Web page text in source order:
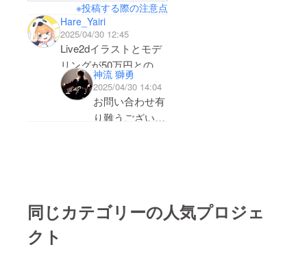
※投稿する際の注意点
Hare_Yairi
2025/04/30 12:45
Live2dイラストとモデ
リングが50万円とのこ
とですが、見積もりや
依頼などは出されてい
ますか？
神流 獅勇
2025/04/30 14:04
お問い合わせ有
り難うございま
いる内容を算出
同じカテゴリーの人気プロジェ
クト